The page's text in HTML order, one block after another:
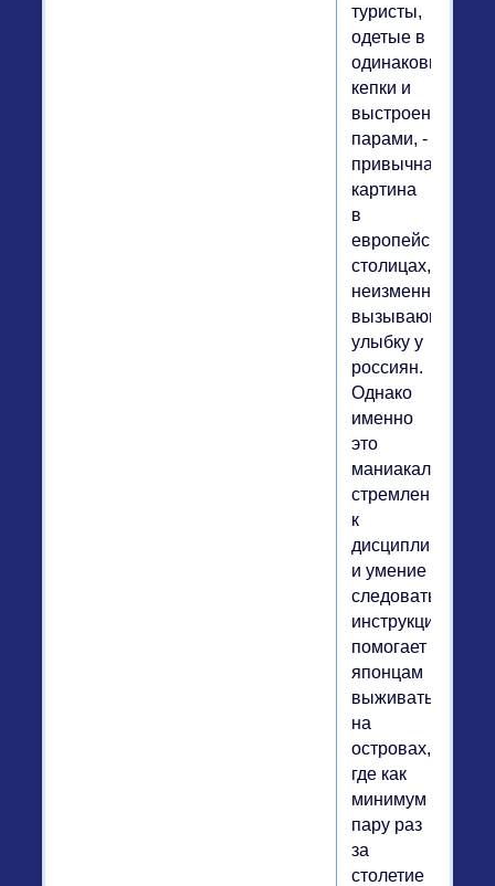
туристы,
одетые в
одинаковые
кепки и
выстроенные
парами, -
привычная
картина
в
европейских
столицах,
неизменно
вызывающая
улыбку у
россиян.
Однако
именно
это
маниакальное
стремление
к
дисциплине
и умение
следовать
инструкциям
помогает
японцам
выживать
на
островах,
где как
минимум
пару раз
за
столетие